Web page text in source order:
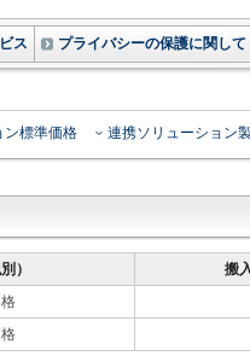
ス プライバシーの保護に関して
標準価格 連携ソリューション
）
搬